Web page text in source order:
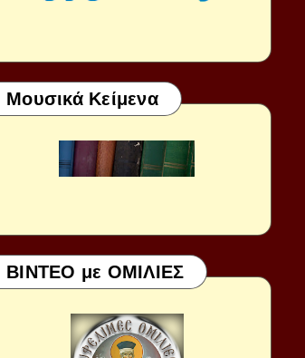
Μουσικά Κείμενα
ΒΙΝΤΕΟ με ΟΜΙΛΙΕΣ